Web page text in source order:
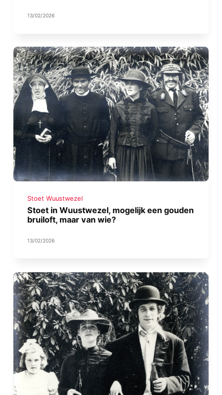
13/02/2026
Stoet Wuustwezel
Stoet in Wuustwezel, mogelijk een gouden
bruiloft, maar van wie?
13/02/2026